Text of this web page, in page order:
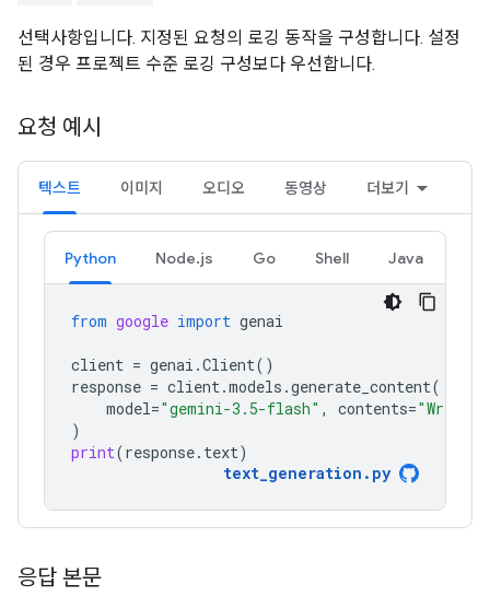
선택사항입니다. 지정된 요청의 로깅 동작을 구성합니다. 설정
된 경우 프로젝트 수준 로깅 구성보다 우선합니다.
요청 예시
텍스트 이미지 오디오 동영상 더보기
Python Node.js Go Shell Java
from google import genai
client = genai .Client()
response = client.models .generate_content(
model="gemini-3.5-flash" , contents="Write
)
print(response. text)
text_generation . py
응답 본문